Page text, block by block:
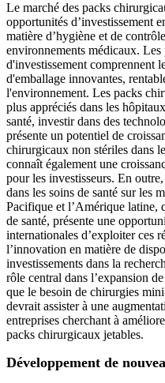
Le marché des packs
opportunités d’investissement
matière d’hygiène et de
environnements médicaux.
d'investissement comprennent
d'emballage innovantes,
l'environnement. Les packs
plus appréciés dans les
santé, investir dans des
présente un potentiel de
chirurgicaux non stériles dans
connaît également une
pour les investisseurs. En
dans les soins de santé sur les
Pacifique et l’Amérique latine,
de santé, présente une
internationales d’exploiter ces
l’innovation en matière de
investissements dans la
rôle central dans l’expansion
que le besoin de chirurgies
devrait assister à une
entreprises cherchant à
packs chirurgicaux jetables.
Développement de